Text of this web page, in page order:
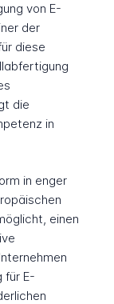
von E-
der
diese
die
in
in enger
einen
für E-